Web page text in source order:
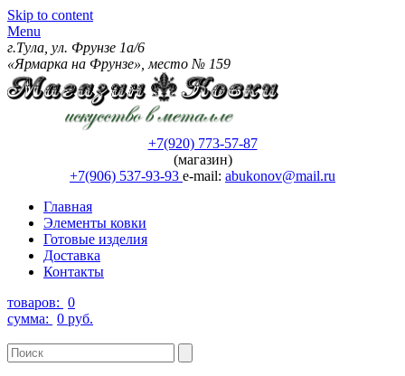
Skip to content
Menu
г.Тула, ул. Фрунзе 1а/6
«Ярмарка на Фрунзе», место № 159
+7(920) 773-57-87
(магазин)
+7(906) 537-93-93 e-mail: abukonov@mail.ru
Главная
Элементы ковки
Готовые изделия
Доставка
Контакты
товаров: 0
сумма: 0 руб.